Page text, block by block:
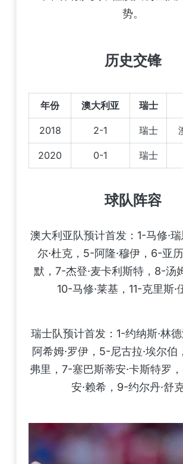
势。
历史交锋
年份 澳大利亚 瑞士
2018 2-1 瑞士
2020 0-1 瑞士
球队阵容
澳大利亚队预计首发：1-马修·
尔·杜克，5-阿隆·穆伊，6-亚
默，7-杰登·麦卡利斯特，8-汤
10-马修·莱基，11-克里斯·
瑞士队预计首发：1-约纳斯·林
阿希姆·罗伊，5-尼古拉·埃尔伯
弗里，7-塞巴斯蒂安·卡斯特罗
安·赖希，9-约尔丹·舒克